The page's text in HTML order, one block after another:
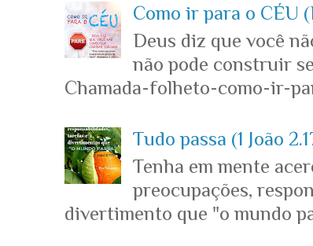
Como ir para o CÉU
Deus diz que você
não pode construir
Chamada-folheto-como-ir-
Tudo passa (1 João
Tenha em mente
preocupações,
divertimento que "o mundo